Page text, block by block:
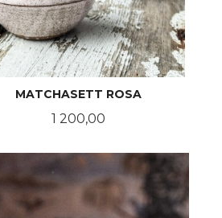
MATCHASETT ROSA
Pris
1 200,00
KJØP